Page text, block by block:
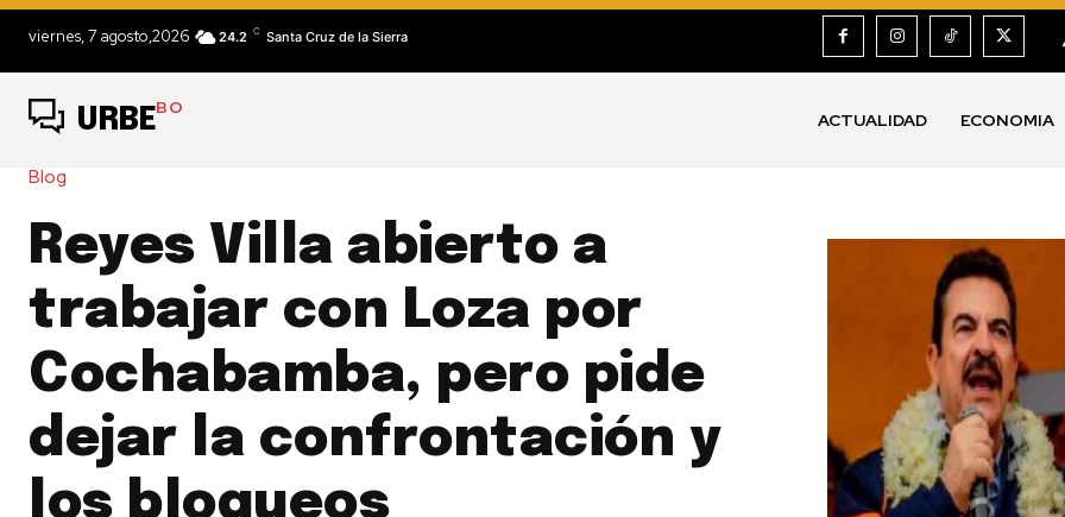
viernes, 7 agosto,2026 24.2 C Santa Cruz de la Sierra
URBEBO
ACTUALIDAD ECONOMIA
Blog
Reyes Villa abierto a
trabajar con Loza por
Cochabamba, pero pide
dejar la confrontación y
los bloqueos